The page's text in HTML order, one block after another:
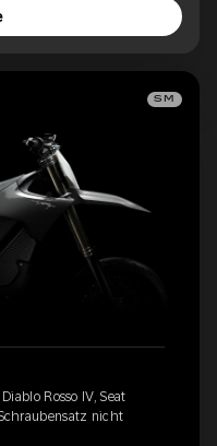
SM
Rosso IV, Seat
nicht